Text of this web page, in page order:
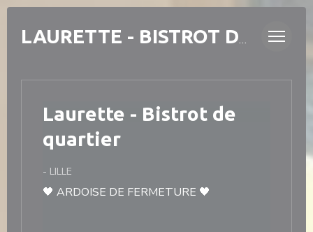
Personnalisation de vos choix en matière de cookies
LAURETTE - BISTROT DE QUARTIER
Laurette - Bistrot de
quartier
- LILLE
🖤 ARDOISE DE FERMETURE 🖤